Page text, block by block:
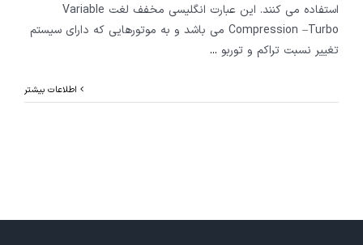
استفاده می کنند. این عبارت انگلیسی مخفف لغت Variable
Compression –Turbo می باشد و به موتورهایی که دارای سیستم
تغییر نسبت تراکم و توربو ...
اطلاعات بیشتر